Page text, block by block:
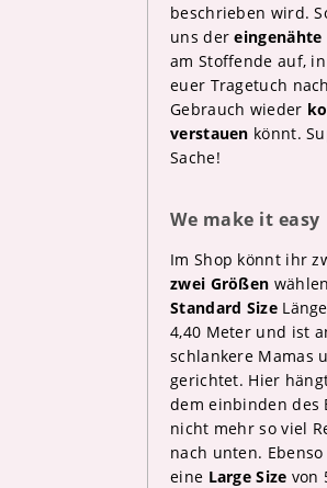
beschrieben wird.
uns dereingenähte
am Stoffende auf,
euer Tragetuch nach
Gebrauch wieder
verstauen könnt.
Sache!
We make it easy
Im Shop könnt ihr
zwei Größen
Standard Size
4,40 Meter und ist
schlankere Mamas
gerichtet. Hier
dem einbinden des
nicht mehr so viel
nach unten.
eine Large Size von